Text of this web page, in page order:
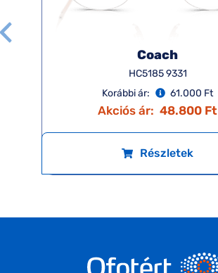
Coach
HC5185 9331
Korábbi ár:
61.000 Ft
Akciós ár: 48.800 Ft
Részletek